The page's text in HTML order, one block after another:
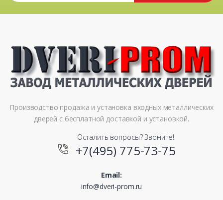
Производство продажа и установка входных металлических
дверей с бесплатной доставкой и установкой.
Осталить вопросы? Звоните!
+7(495) 775-73-75
Email:
info@dveri-prom.ru